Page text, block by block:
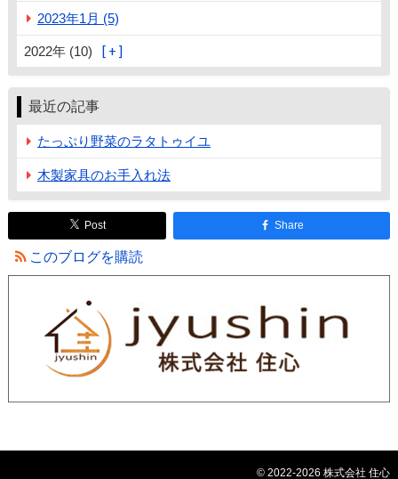
2023年1月 (5)
2022年 (10)
最近の記事
たっぷり野菜のラタトゥイユ
木製家具のお手入れ法
Post Share
このブログを購読
© 2022-2026 株式会社 住心